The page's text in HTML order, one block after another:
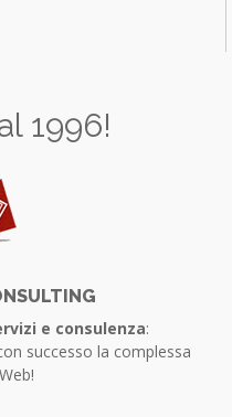
1996!
e consulenza:
successo la complessa